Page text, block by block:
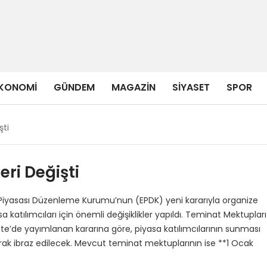
GÜNDEM MAGAZIN SIYASET SPOR
Değişti
Düzenleme Kurumu’nun (EPDK) yeni kararıyla organize
için önemli değişiklikler yapıldı. Teminat Mektupları
yayımlanan kararına göre, piyasa katılımcılarının sunması
ibraz edilecek. Mevcut teminat mektuplarının ise **1 Ocak